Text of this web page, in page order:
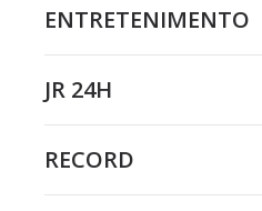
ENTRETENIMENTO
JR 24H
RECORD